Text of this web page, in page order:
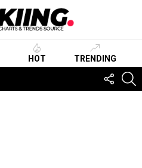
HOT TRENDING
US